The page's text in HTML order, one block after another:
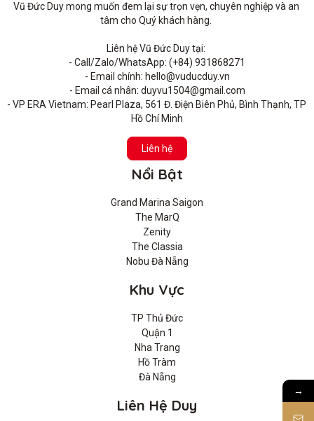
Vũ Đức Duy mong muốn đem lại sự trọn vẹn, chuyên nghiệp và an
tâm cho Quý khách hàng.
Liên hệ Vũ Đức Duy tại:
- Call/Zalo/WhatsApp: (+84) 931868271
- Email chính: hello@vuducduy.vn
- Email cá nhân: duyvu1504@gmail.com
- VP ERA Vietnam: Pearl Plaza, 561 Đ. Điện Biên Phủ, Bình Thạnh, TP
Hồ Chí Minh
Liên hệ
Nổi Bật
Grand Marina Saigon
The MarQ
Zenity
The Classia
Nobu Đà Nẵng
Khu Vực
TP Thủ Đức
Quận 1
Nha Trang
Hồ Tràm
Đà Nẵng
Liên Hệ Duy
→